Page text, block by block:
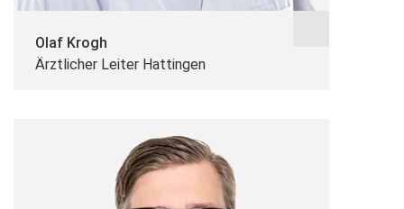
Olaf Krogh
Ärztlicher Leiter Hattingen